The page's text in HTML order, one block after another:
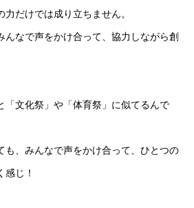
だけでは成り立ちません。
んなで声をかけ合って、協力しながら創
「文化祭」や「体育祭」に似てるんで
も、みんなで声をかけ合って、ひとつの
感じ！